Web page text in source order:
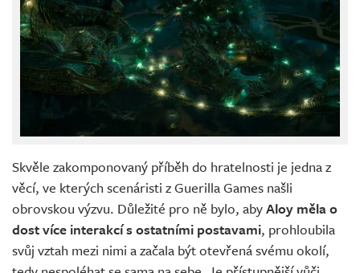
Skvěle zakomponovaný příběh do hratelnosti je jedna z
věcí, ve kterých scenáristi z Guerilla Games našli
obrovskou výzvu. Důležité pro ně bylo, abyAloy měla o
dost více interakcí s ostatními postavami, prohloubila
svůj vztah mezi nimi a začala být otevřená svému okolí,